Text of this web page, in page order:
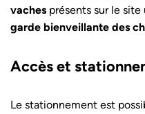
vaches présents sur le site
garde bienveillante des
Accès et
Le stationnement est